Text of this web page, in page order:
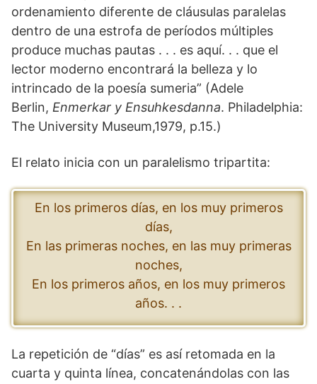
ordenamiento diferente de cláusulas paralelas
dentro de una estrofa de períodos múltiples
produce muchas pautas . . . es aquí. . . que el
lector moderno encontrará la belleza y lo
intrincado de la poesía sumeria” (Adele
Berlin, Enmerkar y Ensuhkesdanna. Philadelphia:
The University Museum,1979, p.15.)
El relato inicia con un paralelismo tripartita:
En los primeros días, en los muy primeros
días,
En las primeras noches, en las muy primeras
noches,
En los primeros años, en los muy primeros
años. . .
La repetición de “días” es así retomada en la
cuarta y quinta línea, concatenándolas con las